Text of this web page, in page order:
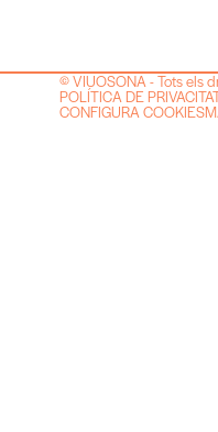
© VIUOSONA - Tots els
POLÍTICA DE
CONFIGURA COOKIES